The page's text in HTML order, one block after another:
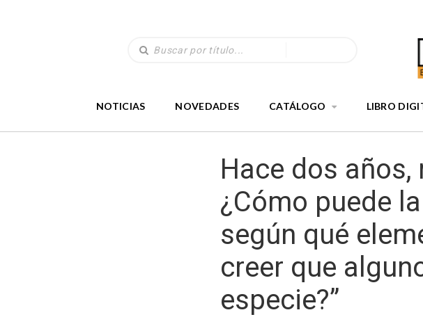
NOTICIAS NOVEDADES CATÁLOGO LIBRO
Hace dos
¿Cómo puede
según qué
creer que
especie?”